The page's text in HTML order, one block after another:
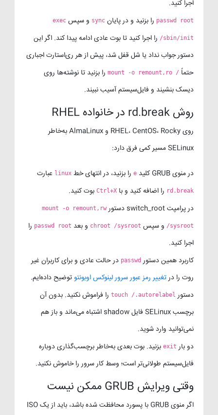
اجرا کنید.
passwd root را بزنید و در پایان sync و سپس exec
/sbin/init را اجرا کنید تا بوت عادی ادامه پیدا کند. اگر این
دستور جواب نداد یا شل قفل شد، پیش از هر ری‌استارت اجباری
حتماً mount -o remount,ro / را بزنید تا نوشته‌ها روی
دیسک بنشیند و فایل‌سیستم آسیب نبیند.
روش rd.break در خانواده RHEL
روی RHEL، CentOS، Rocky و AlmaLinux به‌خاطر
SELinux مسیر کمی فرق دارد:
در منوی GRUB کلید e را بزنید، در انتهای خط linux عبارت
rd.break را اضافه کنید و با Ctrl+X بوت کنید.
در پرامپت switch_root دستور
mount -o remount,rw
/sysroot و سپس chroot /sysroot و بعد passwd root را
اجرا کنید.
کاربرد همین دستور passwd در حالت عادی و برای کاربران غیر
روت را درتغییر رمز عبور سرور لینوکس اوبونتو توضیح داده‌ایم.
دستور touch /.autorelabel را فراموش نکنید. بدون آن
برچسب SELinux فایل shadow اشتباه می‌ماند و باز هم
نمی‌توانید وارد شوید.
دو بار exit بزنید. بوت بعدی به‌خاطر برچسب‌گذاری دوباره
فایل‌سیستم طولانی‌تر است؛ وسط کار سرور را خاموش نکنید.
وقتی ویرایش GRUB ممکن نیست
اگر منوی GRUB با پسورد محافظت شده باشد، باید از یک ISO